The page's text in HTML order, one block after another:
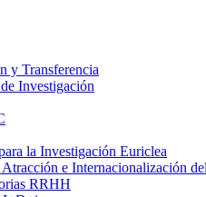
y Transferencia
Investigación
la Investigación Euriclea
Atracción e Internacionalización
RRHH